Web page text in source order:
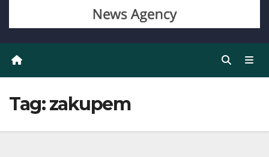
Tag:zakupem